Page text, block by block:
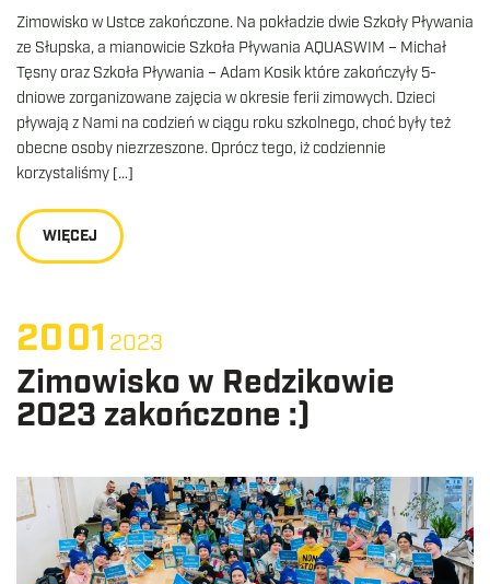
Zimowisko w Ustce zakończone. Na pokładzie dwie Szkoły Pływania
ze Słupska, a mianowicie Szkoła Pływania AQUASWIM – Michał
Tęsny oraz Szkoła Pływania – Adam Kosik które zakończyły 5-
dniowe zorganizowane zajęcia w okresie ferii zimowych. Dzieci
pływają z Nami na codzień w ciągu roku szkolnego, choć były też
obecne osoby niezrzeszone. Oprócz tego, iż codziennie
korzystaliśmy […]
WIĘCEJ
2001 2023
Zimowisko w Redzikowie
2023 zakończone :)